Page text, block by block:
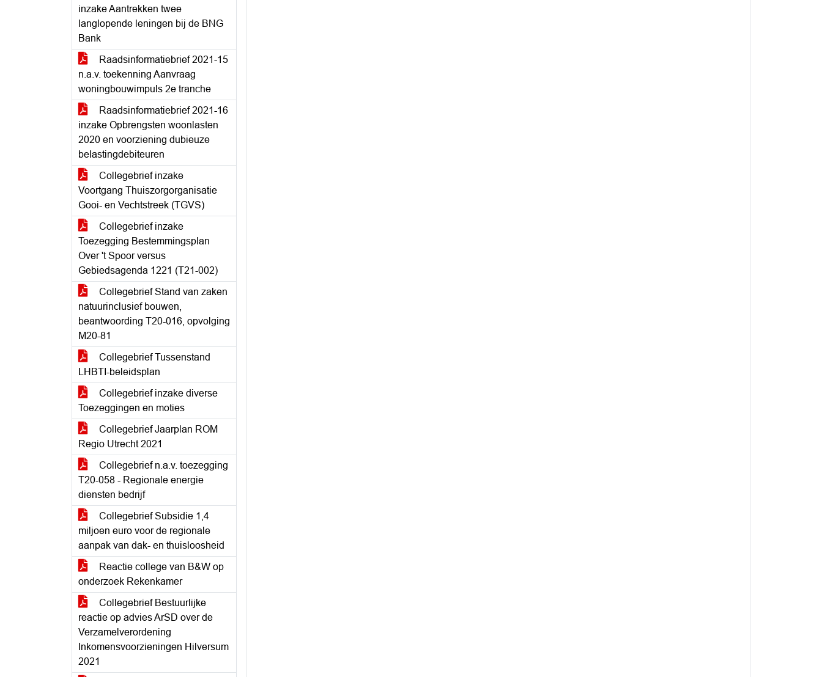
inzake Aantrekken twee
langlopende leningen bij de BNG
Bank
Raadsinformatiebrief 2021-15
n.a.v. toekenning Aanvraag
woningbouwimpuls 2e tranche
Raadsinformatiebrief 2021-16
inzake Opbrengsten woonlasten
2020 en voorziening dubieuze
belastingdebiteuren
Collegebrief inzake
Voortgang Thuiszorgorganisatie
Gooi- en Vechtstreek (TGVS)
Collegebrief inzake
Toezegging Bestemmingsplan
Over 't Spoor versus
Gebiedsagenda 1221 (T21-002)
Collegebrief Stand van zaken
natuurinclusief bouwen,
beantwoording T20-016, opvolging
M20-81
Collegebrief Tussenstand
LHBTI-beleidsplan
Collegebrief inzake diverse
Toezeggingen en moties
Collegebrief Jaarplan ROM
Regio Utrecht 2021
Collegebrief n.a.v. toezegging
T20-058 - Regionale energie
diensten bedrijf
Collegebrief Subsidie 1,4
miljoen euro voor de regionale
aanpak van dak- en thuisloosheid
Reactie college van B&W op
onderzoek Rekenkamer
Collegebrief Bestuurlijke
reactie op advies ArSD over de
Verzamelverordening
Inkomensvoorzieningen Hilversum
2021